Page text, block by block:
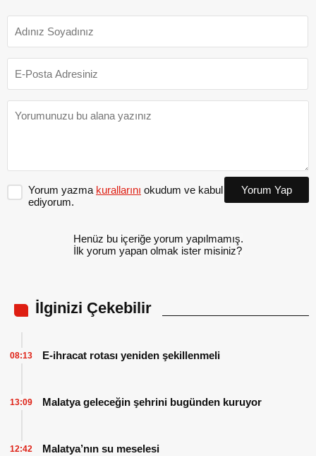
Yorum yazma kurallarını okudum ve kabul
ediyorum.
Yorum Yap
Henüz bu içeriğe yorum yapılmamış.
İlk yorum yapan olmak ister misiniz?
İlginizi Çekebilir
E-ihracat rotası yeniden şekillenmeli
08:13
Malatya geleceğin şehrini bugünden kuruyor
13:09
Malatya’nın su meselesi
12:42